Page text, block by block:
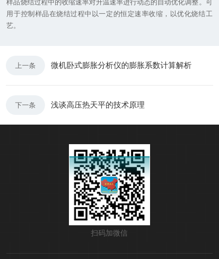
样品烧结过程中的收缩速率对升温速率进行动态的自动优化调整。可
用于控制样品在烧结过程中以一定的恒定速率收缩，以优化烧结工
艺。
上一条 微机卧式膨胀分析仪的膨胀系数计算解析
下一条 浅谈高压热天平的技术原理
扫码加微信